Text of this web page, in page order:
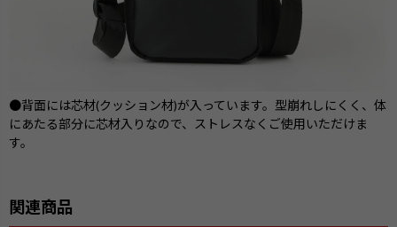
●背面には芯材(クッション材)が入っています。型崩れしにくく、体
にあたる部分に芯材入りなので、ストレスなくご使用いただけま
す。